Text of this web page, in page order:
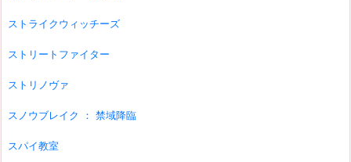
ストライクウィッチーズ
ストリートファイター
ストリノヴァ
スノウブレイク ： 禁域降臨
スパイ教室